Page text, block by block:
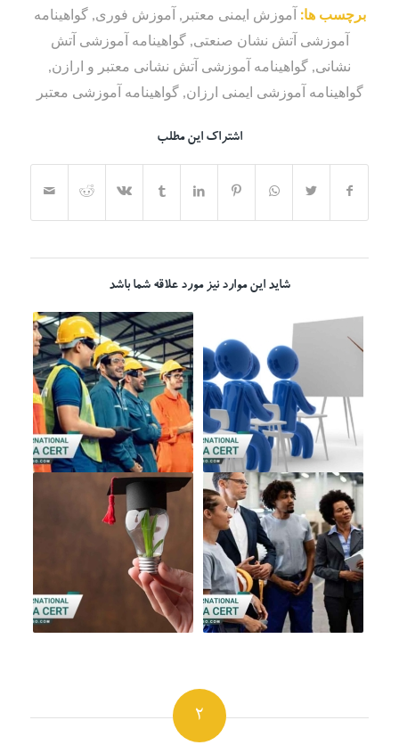
برچسب ها: آموزش ایمنی معتبر آموزش فوری ,گواهینامه
آموزشی آتش نشان صنعتی ,گواهینامه آموزشی آتش
نشانی گواهینامه آموزشی آتش نشانی معتبر و ارازن
گواهینامه آموزشی ایمنی ارزان ,گواهینامه آموزشی معتبر
اشتراک این مطلب
شاید این موارد نیز مورد علاقه شما باشد
2